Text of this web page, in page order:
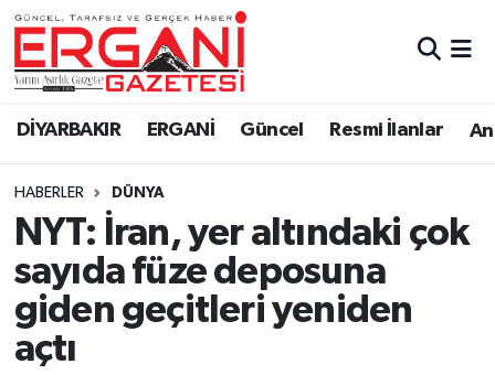
DİYARBAKIR ERGANİ Güncel Resmi İlanlar
HABERLER DÜNYA
NYT: İran, yer altındaki çok
sayıda füze deposuna
giden geçitleri yeniden
açtı
DİYARBAKIR
BİSMİL
BAĞLAR
ERGANİ
Güncel
Eği̇ti̇m
Resmi İlanlar
Sağlık
Ergani Nöbetçi Eczaneler
Ergani Hava Durumu
Ergani Trafik Yoğunluk Haritası
Süper Lig Puan Durumu ve Fikstür
Tüm Manşetler
Son Dakika Haberleri